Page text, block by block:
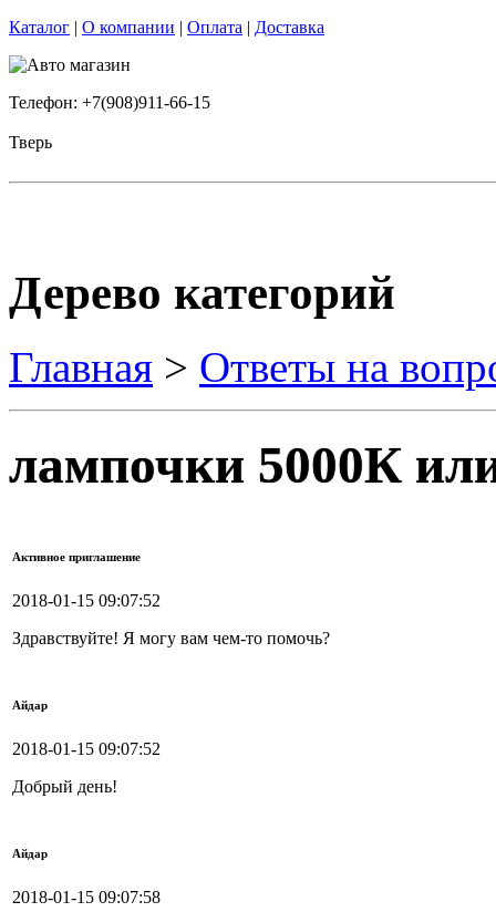
Каталог | О компании | Оплата | Доставка
Телефон: +7(908)911-66-15
Тверь
Дерево категорий
Главная > Ответы на
лампочки 5000К
Активное приглашение
2018-01-15 09:07:52
Здравствуйте! Я могу вам чем-то помочь?
Айдар
2018-01-15 09:07:52
Добрый день!
Айдар
2018-01-15 09:07:58